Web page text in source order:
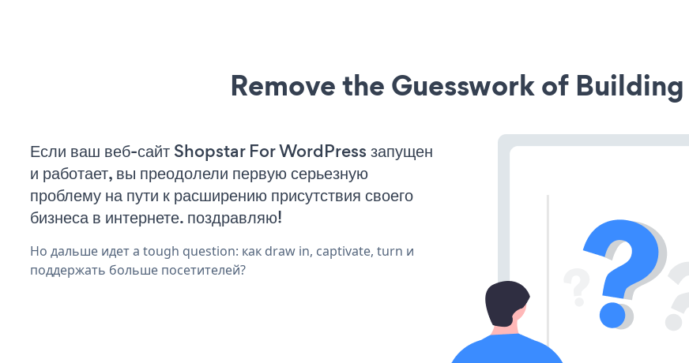
Remove the Guesswork of
Если ваш веб-сайт Shopstar For WordPress запущен
и работает, вы преодолели первую серьезную
проблему на пути к расширению присутствия своего
бизнеса в интернете. поздравляю!
Но дальше идет a tough question: как draw in, captivate, turn и
поддержать больше посетителей?